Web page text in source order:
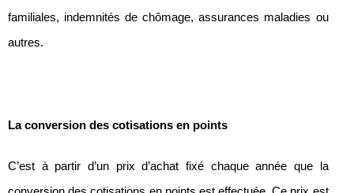
familiales, indemnités de chômage, assurances maladies ou
autres.
La conversion des cotisations en points
C’est à partir d’un prix d’achat fixé chaque année que la